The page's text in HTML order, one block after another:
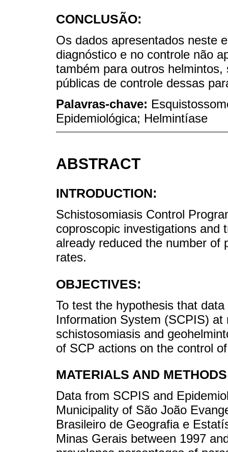
CONCLUSÃO:
Os dados apresentados neste
diagnóstico e no controle não
também para outros
públicas de controle dessas
Palavras-chave:
Epidemiológica; Helmintíase
ABSTRACT
INTRODUCTION:
Schistosomiasis Control
coproscopic investigations and
already reduced the number of
rates.
OBJECTIVES:
To test the hypothesis that
Information System (SCPIS)
schistosomiasis and
of SCP actions on the control
MATERIALS AND
Data from SCPIS and
Municipality of São João
Brasileiro de Geografia e
Minas Gerais between 1997